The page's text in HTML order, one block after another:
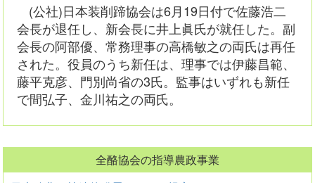
(公社)日本装削蹄協会は6月19日付で佐藤浩二
会長が退任し、新会長に井上眞氏が就任した。副
会長の阿部優、常務理事の高橋敏之の両氏は再任
された。役員のうち新任は、理事では伊藤昌範、
藤平克彦、門別尚省の3氏。監事はいずれも新任
で間弘子、金川祐之の両氏。
全酪協会の指導農政事業